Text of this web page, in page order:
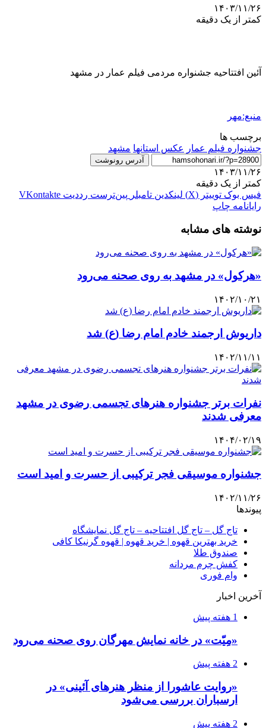
۱۴۰۳/۱۱/۲۶
کمتر از یک دقیقه
آئین افتتاحیه جشنواره مردمی فیلم عمار در مشهد
منبع:مهر
برچسب ها
جشنواره فیلم عمار
عکس استانها مشهد
آدرس رونوشت
۱۴۰۳/۱۱/۲۶
کمتر از یک دقیقه
فیس بوک توییتر (X) لینکدین ‫تامبلر ‫پین‌ترست ‫رددیت ‫VKontakte
رایانامه چاپ
نوشته های مشابه
«هرکول» در مشهد به روی صحنه می‌رود
۱۴۰۲/۱۰/۲۱
داریوش ارجمند خادم امام رضا (ع) شد
۱۴۰۲/۱۱/۱۱
نفرات برتر جشنواره هنرهای تجسمی رضوی در مشهد
معرفی شدند
۱۴۰۴/۰۲/۱۹
جشنواره‌ موسیقی فجر ترکیبی از حسرت و امید است
۱۴۰۲/۱۱/۲۶
پیوندها
تاج گل – تاج گل افتتاحیه – تاج گل نمایشگاه
خرید بهترین قهوه | خرید قهوه | قهوه گرنیکا کافی
صندوق طلا
کفش چرم مردانه
وام فوری
آخرین اخبار
1 هفته پیش
«مِیّت» در خانه نمایش مهرگان روی صحنه می‌رود
2 هفته پیش
«روایت عاشورا از منظر هنرهای آئینی» در
ارسباران بررسی می‌شود
2 هفته پیش